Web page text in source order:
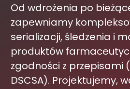
Od wdrożenia po
zapewniamy
serializacji, śledzenia i
produktów
zgodności z przepisami
DSCSA). Projektujemy,